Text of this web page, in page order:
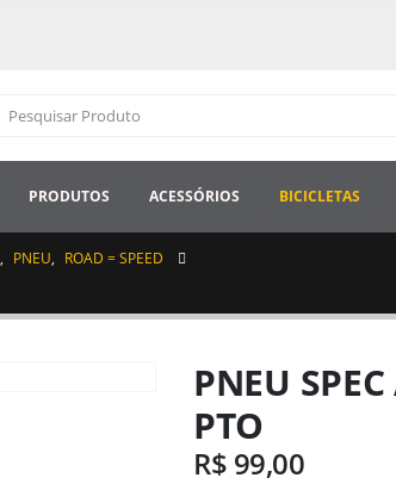
PRODUTOS ACESSÓRIOS BICICLETAS
, PNEU, ROAD = SPEED
PNEU
PTO
R$ 99,00